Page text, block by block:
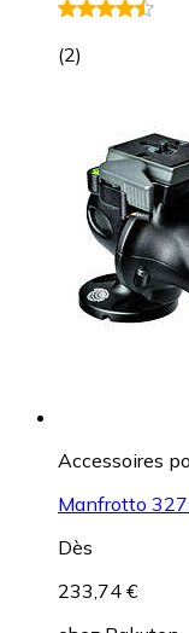
(2)
Accessoires
Manfrotto
Dès
233,74 €